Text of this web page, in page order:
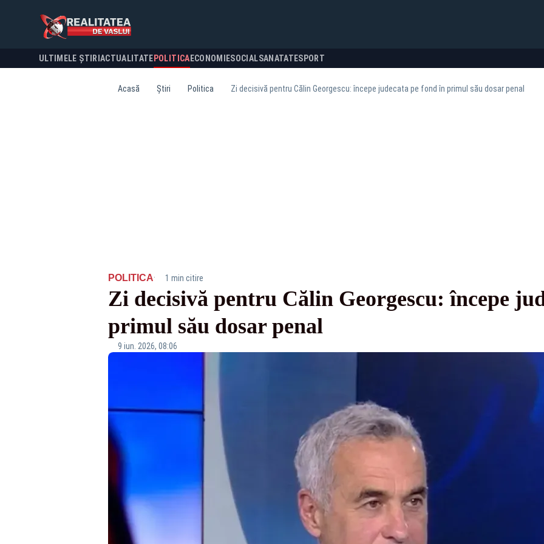
ULTIMELE ȘTIRI ACTUALITATE POLITICA ECONOMIESOCIALSANATATESPORT
Acasă Știri Politica Zi decisivă pentru Călin Georgescu: începe judecata pe fond în primul său dosar penal
POLITICA· 1 min citire
Zi decisivă pentru Călin Georgescu: începe
primul său dosar penal
9 iun. 2026, 08:06